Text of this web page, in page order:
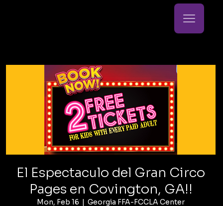
El Espectaculo del Gran Circo
Pages en Covington, GA!!
Mon, Feb 16
  |
Georgia FFA-FCCLA Center